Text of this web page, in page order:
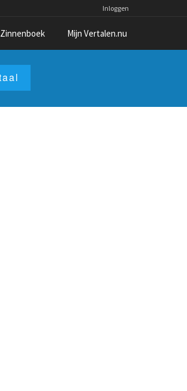
Inloggen
Zinnenboek Mijn Vertalen.nu